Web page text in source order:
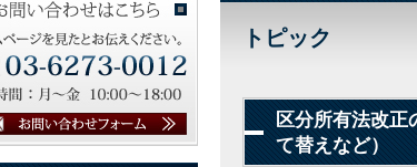
トピック
区分所有法改正
て替えなど）